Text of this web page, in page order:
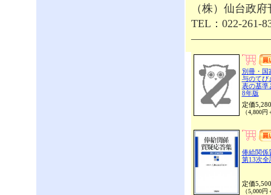
（株）仙台政
TEL：022-261-
別冊・国
与のてび
表の基準
8年版
定価
（4,800円
俸給関係
第13次全
定価
（5,000円